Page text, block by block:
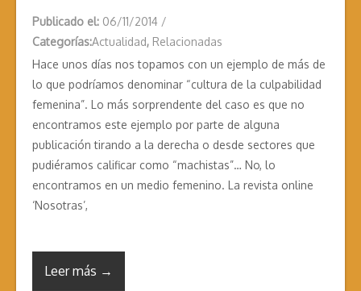
Publicado el: 06/11/2014 /
Categorías:Actualidad, Relacionadas
Hace unos días nos topamos con un ejemplo de más de
lo que podríamos denominar “cultura de la culpabilidad
femenina”. Lo más sorprendente del caso es que no
encontramos este ejemplo por parte de alguna
publicación tirando a la derecha o desde sectores que
pudiéramos calificar como “machistas”… No, lo
encontramos en un medio femenino. La revista online
‘Nosotras’,
Leer más →